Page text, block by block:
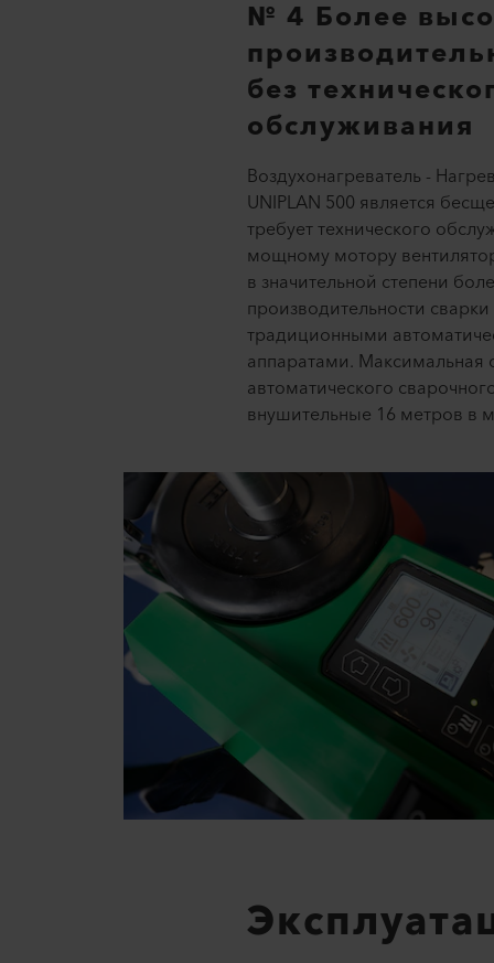
№ 4 Более
без
обслуживания
Воздухонагреватель -
UNIPLAN 500 является
требует технического
мощному мотору
в значительной степени
производительности
традиционными
аппаратами. Максимальная
автоматического
внушительные 16 метров в